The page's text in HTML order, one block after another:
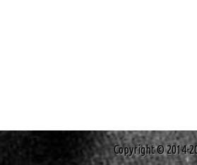
Copyright © 2014-